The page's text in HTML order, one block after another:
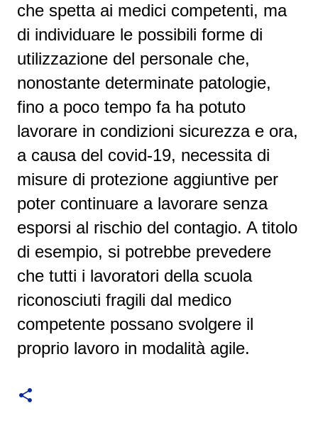
che spetta ai medici competenti, ma
di individuare le possibili forme di
utilizzazione del personale che,
nonostante determinate patologie,
fino a poco tempo fa ha potuto
lavorare in condizioni sicurezza e ora,
a causa del covid-19, necessita di
misure di protezione aggiuntive per
poter continuare a lavorare senza
esporsi al rischio del contagio. A titolo
di esempio, si potrebbe prevedere
che tutti i lavoratori della scuola
riconosciuti fragili dal medico
competente possano svolgere il
proprio lavoro in modalità agile.